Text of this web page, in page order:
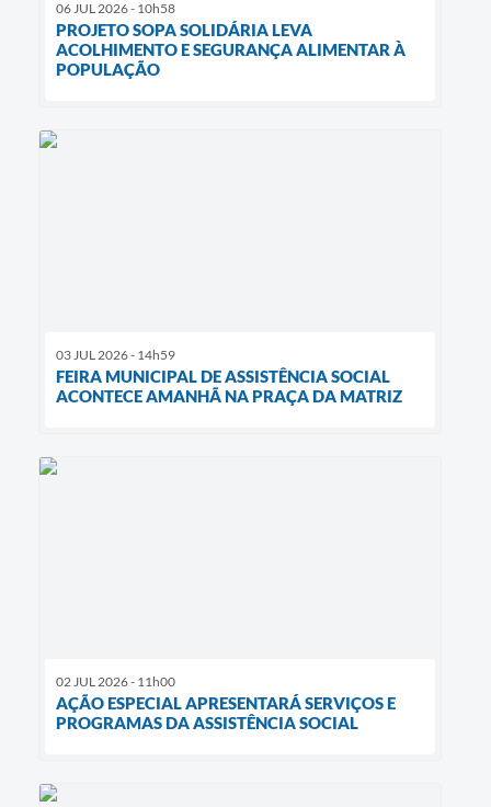
06 JUL 2026 - 10h58
PROJETO SOPA SOLIDÁRIA LEVA
ACOLHIMENTO E SEGURANÇA ALIMENTAR À
POPULAÇÃO
03 JUL 2026 - 14h59
FEIRA MUNICIPAL DE ASSISTÊNCIA SOCIAL
ACONTECE AMANHÃ NA PRAÇA DA MATRIZ
02 JUL 2026 - 11h00
AÇÃO ESPECIAL APRESENTARÁ SERVIÇOS E
PROGRAMAS DA ASSISTÊNCIA SOCIAL